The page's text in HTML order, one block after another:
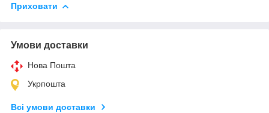
Приховати
Умови доставки
Нова Пошта
Укрпошта
Всі умови доставки